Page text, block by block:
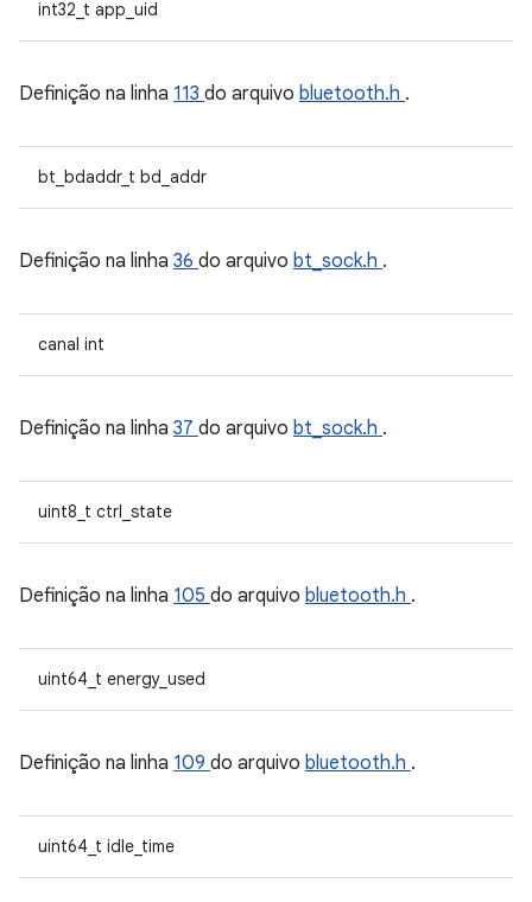
int32_t app_uid
Definição na linha 113 do arquivo bluetooth.h .
bt_bdaddr_t bd_addr
Definição na linha 36 do arquivo bt_sock.h .
canal int
Definição na linha 37 do arquivo bt_sock.h .
uint8_t ctrl_state
Definição na linha 105 do arquivo bluetooth.h .
uint64_t energy_used
Definição na linha 109 do arquivo bluetooth.h .
uint64_t idle_time